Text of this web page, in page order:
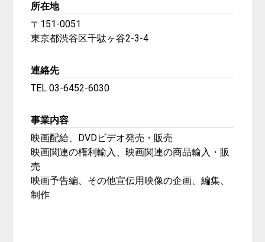
所在地
〒151-0051
東京都渋谷区千駄ヶ谷2-3-4
連絡先
TEL 03-6452-6030
事業内容
映画配給、DVDビデオ発売・販売
映画関連の権利輸入、映画関連の商品輸入・販
売
映画予告編、その他宣伝用映像の企画、編集、
制作